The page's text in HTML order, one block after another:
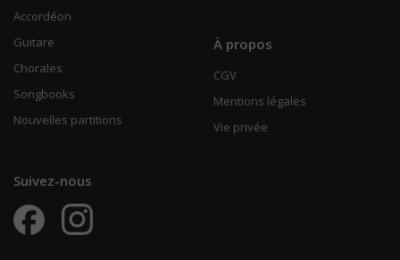
Accordéon
Guitare
Chorales
Songbooks
Nouvelles partitions
À propos
CGV
Mentions légales
Vie privée
Suivez-nous